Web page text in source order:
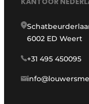
6002 ED Weert
+31 495 450095